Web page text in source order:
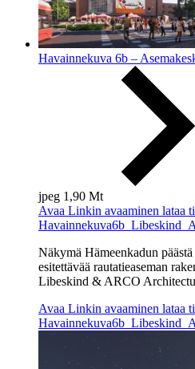
Havainnekuva 6b –
jpeg 1,90 Mt
Avaa Linkin avaaminen lataa
Näkymä Hämeenkadun
esitettävää rautatieaseman
Libeskind & ARCO
Avaa Linkin avaaminen lataa